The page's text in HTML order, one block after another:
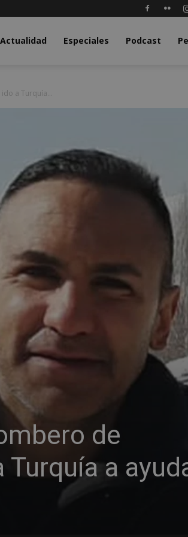
Actualidad Especiales Podcast
a Turquía...
de
a